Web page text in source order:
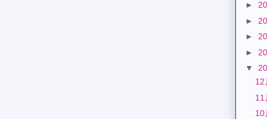
►
►
►
►
▼